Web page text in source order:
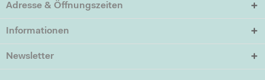
Adresse & Öffnungszeiten
Informationen
Newsletter